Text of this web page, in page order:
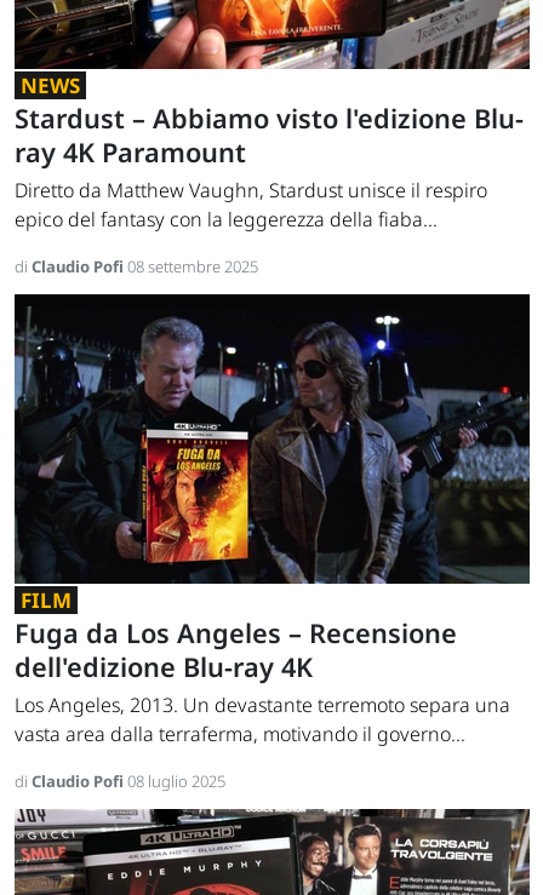
NEWS
Stardust – Abbiamo visto l'edizione Blu-
ray 4K Paramount
Diretto da Matthew Vaughn, Stardust unisce il respiro
epico del fantasy con la leggerezza della fiaba...
di Claudio Pofi 08 settembre 2025
FILM
Fuga da Los Angeles – Recensione
dell'edizione Blu-ray 4K
Los Angeles, 2013. Un devastante terremoto separa una
vasta area dalla terraferma, motivando il governo...
di Claudio Pofi 08 luglio 2025